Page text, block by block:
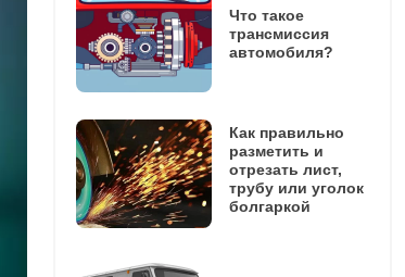
Что такое
трансмиссия
автомобиля?
Как правильно
разметить и
отрезать лист,
трубу или уголок
болгаркой